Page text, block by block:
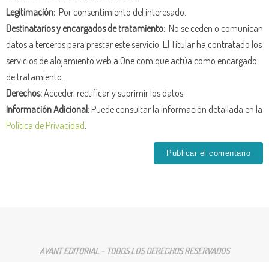
Legitimación: Por consentimiento del interesado.
Destinatarios y encargados de tratamiento: No se ceden o comunican
datos a terceros para prestar este servicio. El Titular ha contratado los
servicios de alojamiento web a One.com que actúa como encargado
de tratamiento.
Derechos:Acceder, rectificar y suprimir los datos.
Información Adicional:Puede consultar la información detallada en la
Política de Privacidad
AVANT EDITORIAL - TODOS LOS DERECHOS RESERVADOS